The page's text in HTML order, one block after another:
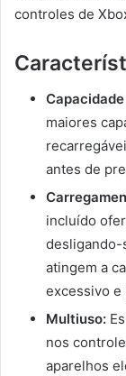
controles de
maiores
antes de
incluído
desligando-
atingem a
excessivo e
Multiuso:
nos
aparelhos